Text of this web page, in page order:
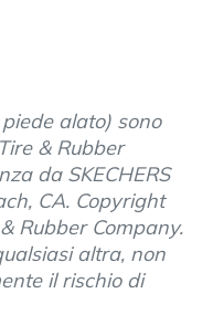
alato) sono
& Rubber
da SKECHERS
CA. Copyright
Rubber Company.
altra, non
il rischio di